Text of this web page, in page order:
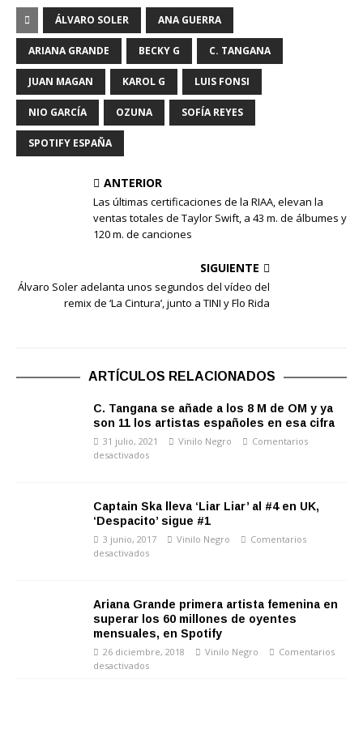
ÁLVARO SOLER ANA GUERRA
ARIANA GRANDE BECKY G C. TANGANA
JUAN MAGAN KAROL G LUIS FONSI
NIO GARCÍA OZUNA SOFÍA REYES
SPOTIFY ESPAÑA
ANTERIOR
Las últimas certificaciones de la RIAA, elevan la
ventas totales de Taylor Swift, a 43 m. de álbumes y
120 m. de canciones
SIGUIENTE
Álvaro Soler adelanta unos segundos del vídeo del
remix de ‘La Cintura’, junto a TINI y Flo Rida
ARTÍCULOS RELACIONADOS
C. Tangana se añade a los 8 M de OM y ya
son 11 los artistas españoles en esa cifra
31 julio, 2021 Vinilo Negro
Comentarios
desactivados
Captain Ska lleva ‘Liar Liar’ al #4 en UK,
‘Despacito’ sigue #1
3 junio, 2017 Vinilo Negro
Comentarios
desactivados
Ariana Grande primera artista femenina en
superar los 60 millones de oyentes
mensuales, en Spotify
26 diciembre, 2018 Vinilo Negro
Comentarios
desactivados